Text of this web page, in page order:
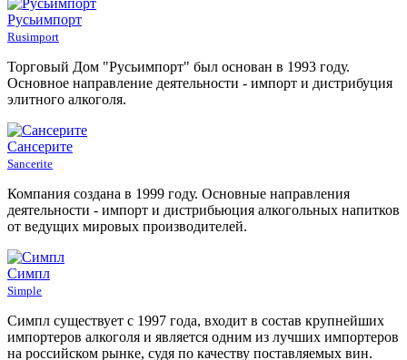
Русьимпорт
Rusimport
Торговый Дом "Русьимпорт" был основан в 1993 году.
Основное направление деятельности - импорт и дистрибуция
элитного алкоголя.
Сансерите
Sancerite
Компания создана в 1999 году. Основные направления
деятельности - импорт и дистрибьюция алкогольных напитков
от ведущих мировых производителей.
Симпл
Simple
Симпл существует с 1997 года, входит в состав крупнейших
импортеров алкоголя и является одним из лучших импортеров
на российском рынке, судя по качеству поставляемых вин.